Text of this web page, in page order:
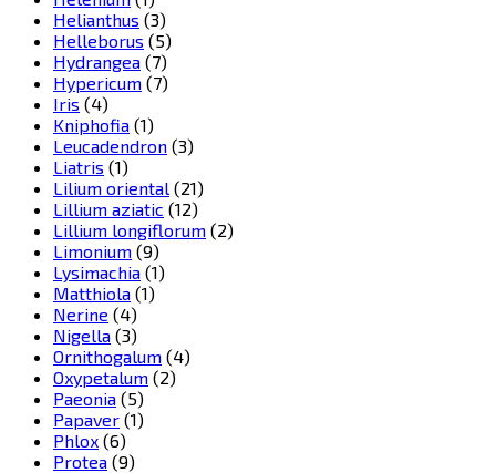
Helianthus (3)
Helleborus (5)
Hydrangea (7)
Hypericum (7)
Iris (4)
Kniphofia (1)
Leucadendron (3)
Liatris (1)
Lilium oriental (21)
Lillium aziatic (12)
Lillium longiflorum (2)
Limonium (9)
Lysimachia (1)
Matthiola (1)
Nerine (4)
Nigella (3)
Ornithogalum (4)
Oxypetalum (2)
Paeonia (5)
Papaver (1)
Phlox (6)
Protea (9)